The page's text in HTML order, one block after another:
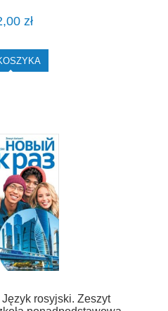
zł
rosyjski. Zeszyt